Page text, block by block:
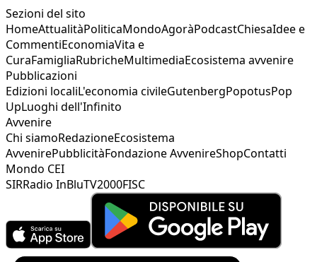
Sezioni del sito
HomeAttualitàPoliticaMondoAgoràPodcastChiesaIdee e
CommentiEconomiaVita e
CuraFamigliaRubricheMultimediaEcosistema avvenire
Pubblicazioni
Edizioni localiL'economia civileGutenbergPopotusPop
UpLuoghi dell'Infinito
Avvenire
Chi siamoRedazioneEcosistema
AvvenirePubblicitàFondazione AvvenireShopContatti
Mondo CEI
SIRRadio InBluTV2000FISC